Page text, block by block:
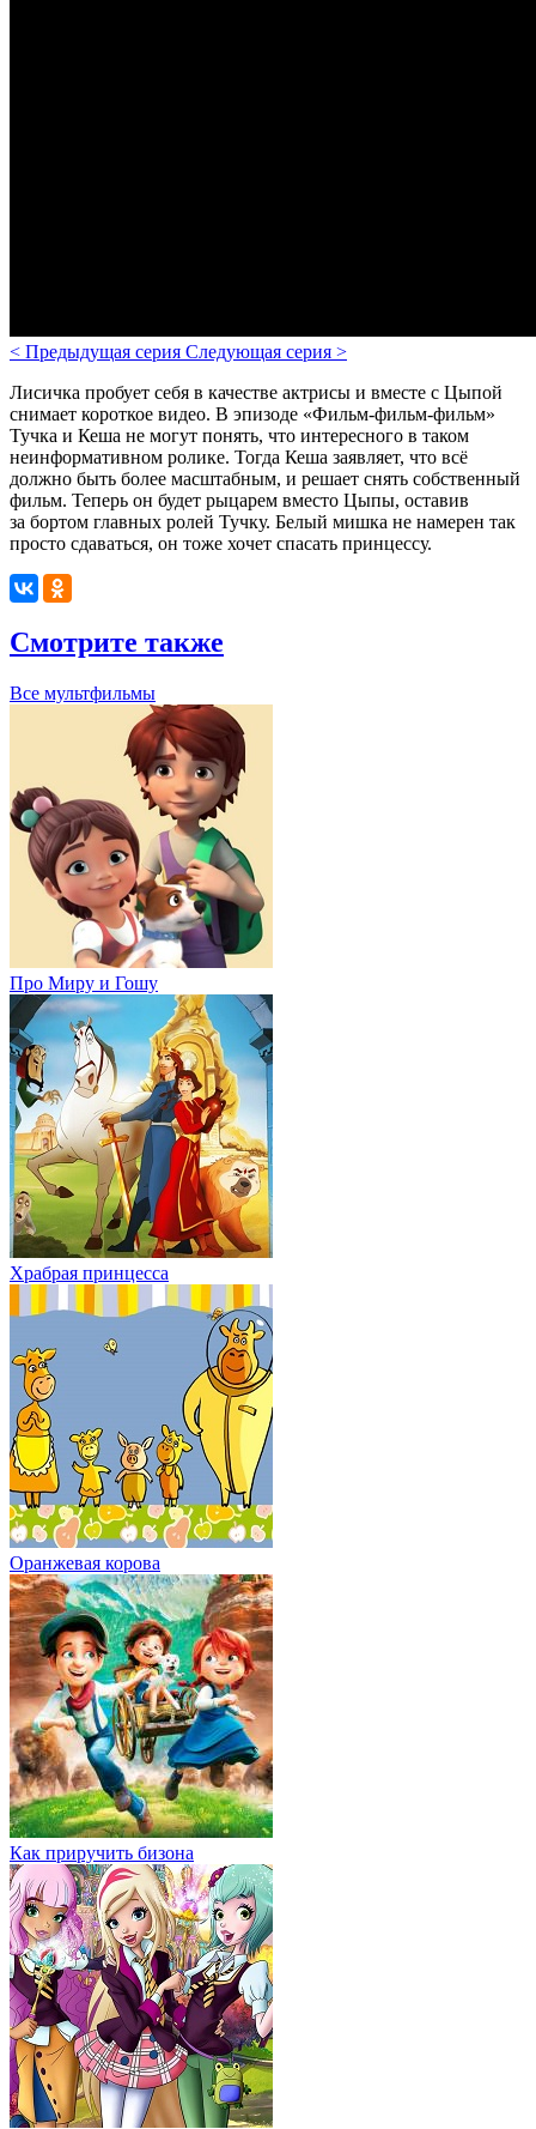
< Предыдущая серия Следующая серия >
Лисичка пробует себя в качестве актрисы и вместе с Цыпой
снимает короткое видео. В эпизоде «Фильм-фильм-фильм»
Тучка и Кеша не могут понять, что интересного в таком
неинформативном ролике. Тогда Кеша заявляет, что всё
должно быть более масштабным, и решает снять собственный
фильм. Теперь он будет рыцарем вместо Цыпы, оставив
за бортом главных ролей Тучку. Белый мишка не намерен так
просто сдаваться, он тоже хочет спасать принцессу.
Смотрите также
Все мультфильмы
Про Миру и Гошу
Храбрая принцесса
Оранжевая корова
Как приручить бизона